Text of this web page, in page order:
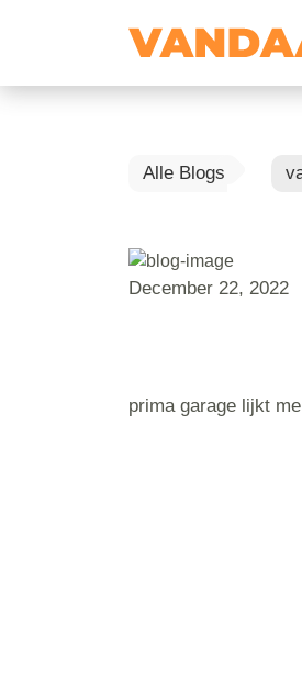
Alle Blogs
December 22, 2022
prima garage lijkt me